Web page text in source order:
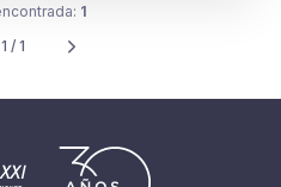
1
1 / 1